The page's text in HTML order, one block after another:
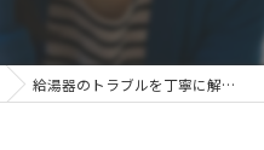
給湯器のトラブルを丁寧に解決！あらゆるエラーコードに対応